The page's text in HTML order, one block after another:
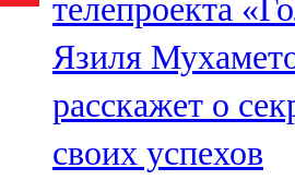
телепроекта
Язиля
расскажет о
своих успехов